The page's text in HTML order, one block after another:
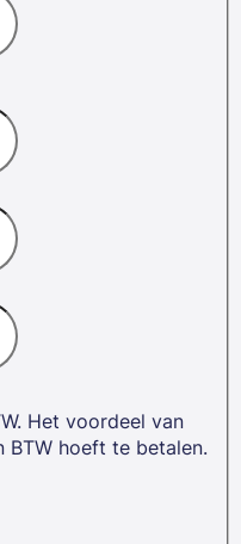
Het voordeel van
BTW hoeft te betalen.